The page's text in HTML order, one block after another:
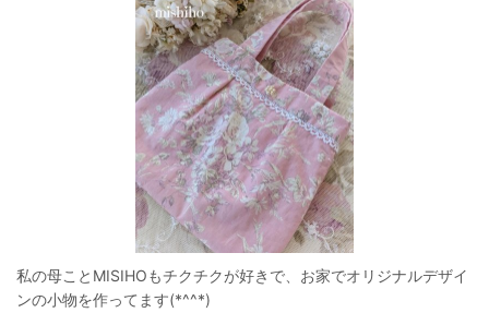
私の母ことMISIHOもチクチクが好きで、お家でオリジナルデザイ
ンの小物を作ってます(*^^*)